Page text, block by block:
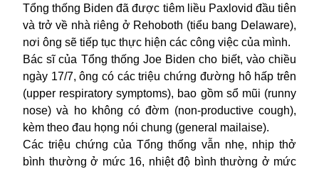
Tổng thống Biden đã được tiêm liều Paxlovid đầu tiên
và trở về nhà riêng ở Rehoboth (tiểu bang Delaware),
nơi ông sẽ tiếp tục thực hiện các công việc của mình.
Bác sĩ của Tổng thống Joe Biden cho biết, vào chiều
ngày 17/7, ông có các triệu chứng đường hô hấp trên
(upper respiratory symptoms), bao gồm sổ mũi (runny
nose) và ho không có đờm (non-productive cough),
kèm theo đau họng nói chung (general mailaise).
Các triệu chứng của Tổng thống vẫn nhẹ, nhịp thở
bình thường ở mức 16, nhiệt độ bình thường ở mức